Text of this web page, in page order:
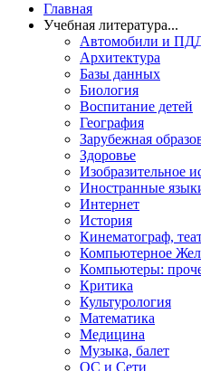
Главная
Учебная литература...
Автомобили и
Архитектура
Базы данных
Биология
Воспитание детей
География
Зарубежная
Здоровье
Изобразительное
Иностранные
Интернет
История
Кинематограф,
Компьютерное
Компьютеры:
Критика
Культурология
Математика
Медицина
Музыка, балет
ОС и Сети